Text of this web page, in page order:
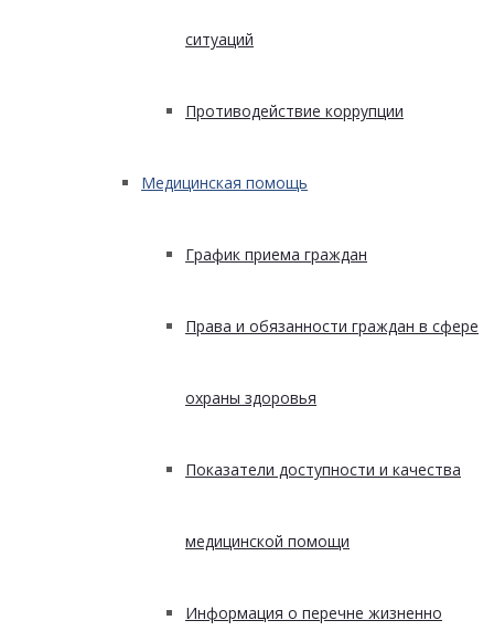
ситуаций
Противодействие коррупции
Медицинская помощь
График приема граждан
Права и обязанности граждан в сфере
охраны здоровья
Показатели доступности и качества
медицинской помощи
Информация о перечне жизненно